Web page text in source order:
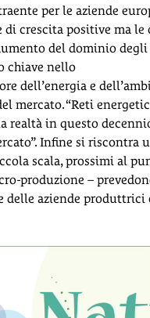
per le aziende
di crescita positive ma
del dominio
chiave nello
dell’energia e
mercato. “Reti
realtà in questo
Infine si riscontra
scala, prossimi al
produzione –
delle aziende produttrici